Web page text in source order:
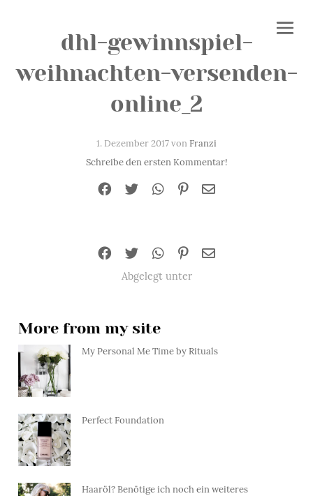
dhl-gewinnspiel-
weihnachten-versenden-
online_2
1. Dezember 2017 vonFranzi
Schreibe den ersten Kommentar!
Abgelegt unter
More from my site
My Personal Me Time by Rituals
Perfect Foundation
Haaröl? Benötige ich noch ein weiteres